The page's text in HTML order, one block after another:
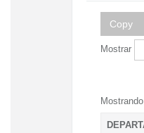
Copy
Mostrar